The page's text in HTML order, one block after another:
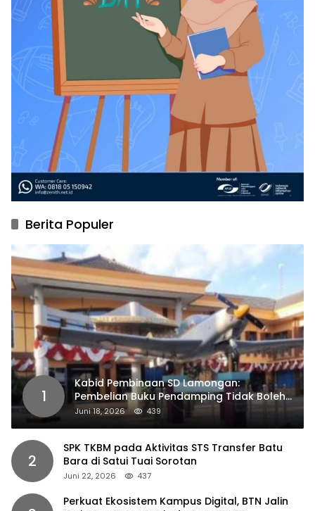
Berita Populer
1
Kabid Pembinaan SD Lamongan:
Pembelian Buku Pendamping Tidak Boleh
Dipaksakan
Juni 18, 2026 439
2
SPK TKBM pada Aktivitas STS Transfer Batu
Bara di Satui Tuai Sorotan
Juni 22, 2026 437
Perkuat Ekosistem Kampus Digital, BTN Jalin